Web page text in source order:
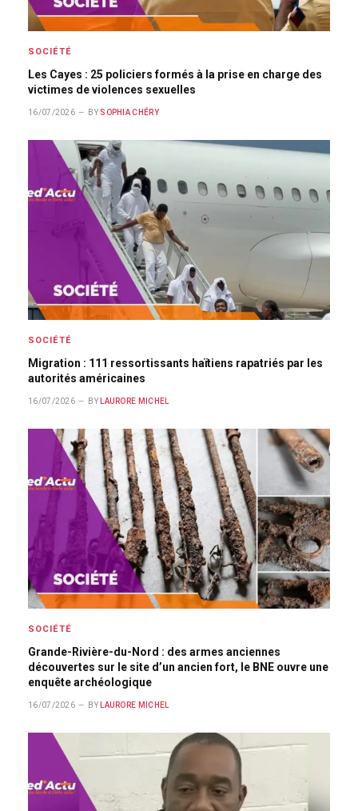
SOCIÉTÉ
Les Cayes : 25 policiers formés à la prise en charge des
victimes de violences sexuelles
16/07/2026 BY SOPHIA CHÉRY
SOCIÉTÉ
Migration : 111 ressortissants haïtiens rapatriés par les
autorités américaines
16/07/2026 BY LAURORE MICHEL
SOCIÉTÉ
Grande-Rivière-du-Nord : des armes anciennes
découvertes sur le site d’un ancien fort, le BNE ouvre une
enquête archéologique
16/07/2026 BY LAURORE MICHEL